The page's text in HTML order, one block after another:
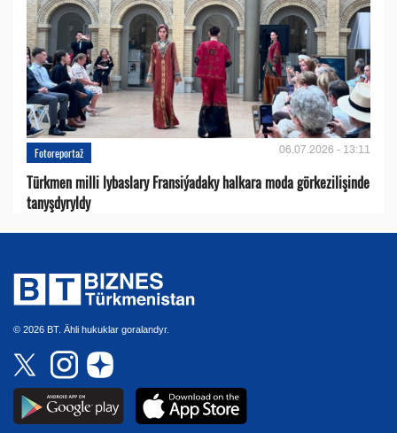
Fotoreportaž 06.07.2026 - 13:11
Türkmen milli lybaslary Fransiýadaky halkara moda görkezilişinde
tanyşdyryldy
© 2026 BT. Ähli hukuklar goralandyr.